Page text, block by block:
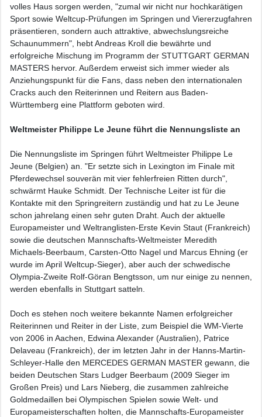
volles Haus sorgen werden, "zumal wir nicht nur hochkarätigen
Sport sowie Weltcup-Prüfungen im Springen und Viererzugfahren
präsentieren, sondern auch attraktive, abwechslungsreiche
Schaunummern", hebt Andreas Kroll die bewährte und
erfolgreiche Mischung im Programm der STUTTGART GERMAN
MASTERS hervor. Außerdem erweist sich immer wieder als
Anziehungspunkt für die Fans, dass neben den internationalen
Cracks auch den Reiterinnen und Reitern aus Baden-
Württemberg eine Plattform geboten wird.
Weltmeister Philippe Le Jeune führt die Nennungsliste an
Die Nennungsliste im Springen führt Weltmeister Philippe Le
Jeune (Belgien) an. "Er setzte sich in Lexington im Finale mit
Pferdewechsel souverän mit vier fehlerfreien Ritten durch",
schwärmt Hauke Schmidt. Der Technische Leiter ist für die
Kontakte mit den Springreitern zuständig und hat zu Le Jeune
schon jahrelang einen sehr guten Draht. Auch der aktuelle
Europameister und Weltranglisten-Erste Kevin Staut (Frankreich)
sowie die deutschen Mannschafts-Weltmeister Meredith
Michaels-Beerbaum, Carsten-Otto Nagel und Marcus Ehning (er
wurde im April Weltcup-Sieger), aber auch der schwedische
Olympia-Zweite Rolf-Göran Bengtsson, um nur einige zu nennen,
werden ebenfalls in Stuttgart satteln.
Doch es stehen noch weitere bekannte Namen erfolgreicher
Reiterinnen und Reiter in der Liste, zum Beispiel die WM-Vierte
von 2006 in Aachen, Edwina Alexander (Australien), Patrice
Delaveau (Frankreich), der im letzten Jahr in der Hanns-Martin-
Schleyer-Halle den MERCEDES GERMAN MASTER gewann, die
beiden Deutschen Stars Ludger Beerbaum (2009 Sieger im
Großen Preis) und Lars Nieberg, die zusammen zahlreiche
Goldmedaillen bei Olympischen Spielen sowie Welt- und
Europameisterschaften holten, die Mannschafts-Europameister